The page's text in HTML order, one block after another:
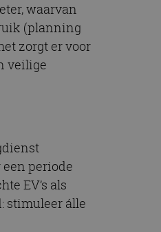
waarvan
(planning
zorgt er voor
veilige
periode
EV’s als
stimuleer álle